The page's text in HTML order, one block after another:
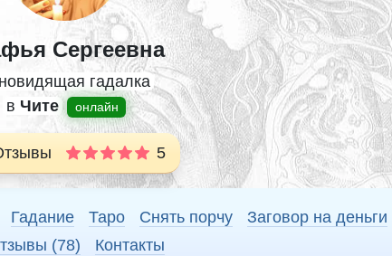
Сергеевна
гадалка
в Чите онлайн
5
Гадание Таро Снять порчу Заговор на деньги
(78)
Контакты